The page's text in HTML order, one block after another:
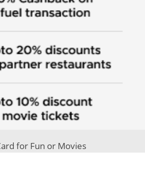
for Fun or Movies